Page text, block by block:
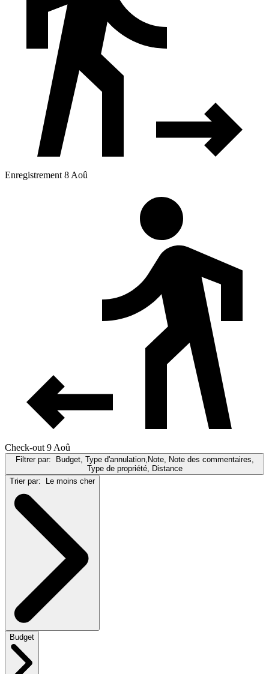
Enregistrement 8 Aoû
Check-out 9 Aoû
Filtrer par: Budget, Type d'annulation,Note, Note des commentaires,
Type de propriété, Distance
Trier par: Le moins cher
Budget